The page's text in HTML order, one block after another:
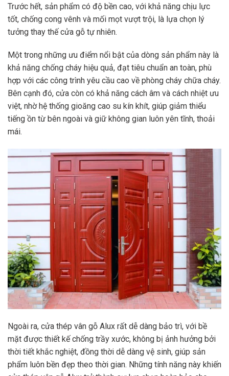
Trước hết, sản phẩm có độ bền cao, với khả năng chịu lực
tốt, chống cong vênh và mối mọt vượt trội, là lựa chọn lý
tưởng thay thế cửa gỗ tự nhiên.
Một trong những ưu điểm nổi bật của dòng sản phẩm này là
khả năng chống cháy hiệu quả, đạt tiêu chuẩn an toàn, phù
hợp với các công trình yêu cầu cao về phòng cháy chữa cháy.
Bên cạnh đó, cửa còn có khả năng cách âm và cách nhiệt ưu
việt, nhờ hệ thống gioăng cao su kín khít, giúp giảm thiểu
tiếng ồn từ bên ngoài và giữ không gian luôn yên tĩnh, thoải
mái.
Ngoài ra, cửa thép vân gỗ Alux rất dễ dàng bảo trì, với bề
mặt được thiết kế chống trầy xước, không bị ảnh hưởng bởi
thời tiết khắc nghiệt, đồng thời dễ dàng vệ sinh, giúp sản
phẩm luôn bền đẹp theo thời gian. Những tính năng này khiến